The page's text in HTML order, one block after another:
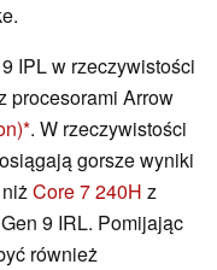
IPL w rzeczywistości
procesorami Arrow
. W rzeczywistości
osiągają gorsze wyniki
niżCore 7 240H z
9 IRL. Pomijając
również